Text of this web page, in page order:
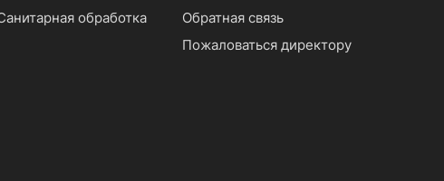
обработка
Обратная связь
Пожаловаться директору